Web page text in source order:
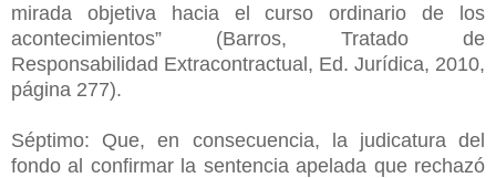
mirada objetiva hacia el curso ordinario de los
acontecimientos” (Barros, Tratado de
Responsabilidad Extracontractual, Ed. Jurídica, 2010,
página 277).
Séptimo: Que, en consecuencia, la judicatura del
fondo al confirmar la sentencia apelada que rechazó